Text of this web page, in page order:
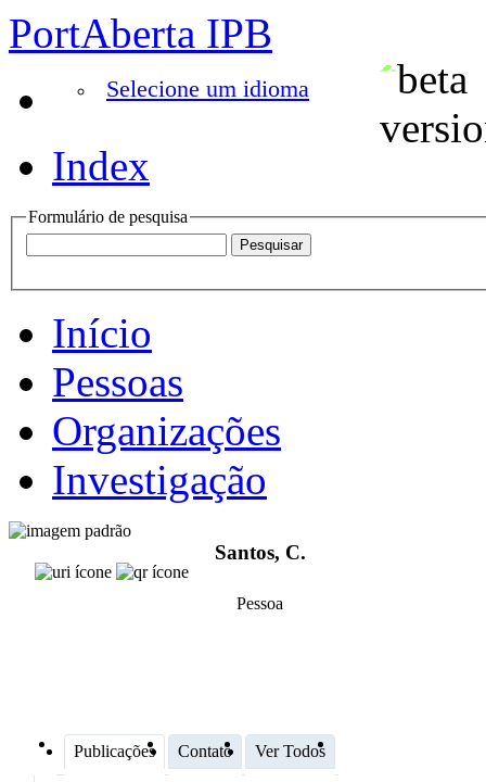
PortAberta IPB
Selecione um idioma
Index
Formulário de pesquisa
Início
Pessoas
Organizações
Investigação
Santos, C.
Pessoa
Publicações Contato Ver Todos